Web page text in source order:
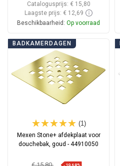
Catalogusprijs: € 15,80
Laagste prijs: € 12,69
Beschikbaarheid: Op voorraad
In winkelwagen
favorite_border Favoriet
Vergelijk
BADKAMERDAGEN
(1)
Mexen Stone+ afdekplaat voor
douchebak, goud - 44910050
-19,68%